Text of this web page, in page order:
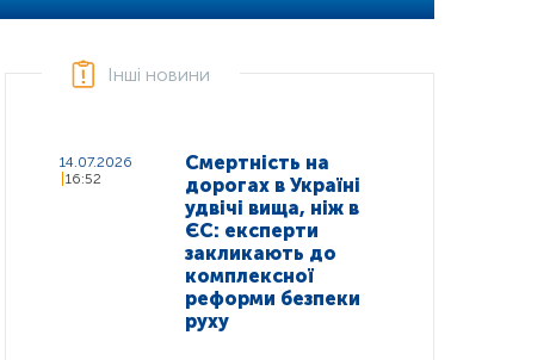
Інші новини
14.07.2026
16:52
Смертність на
дорогах в Україні
удвічі вища, ніж в
ЄС: експерти
закликають до
комплексної
реформи безпеки
руху